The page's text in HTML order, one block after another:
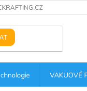
VAKUOVÉ